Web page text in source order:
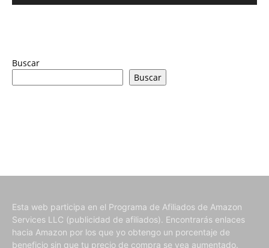
Buscar
Buscar
Esta web participa en el Programa de Afiliados de Amazon
Services LLC (publicidad de afiliados). Encontrarás enlaces
hacia Amazon por los que yo obtengo un porcentaje de
beneficio sin que tu precio de compra se vea aumentado.